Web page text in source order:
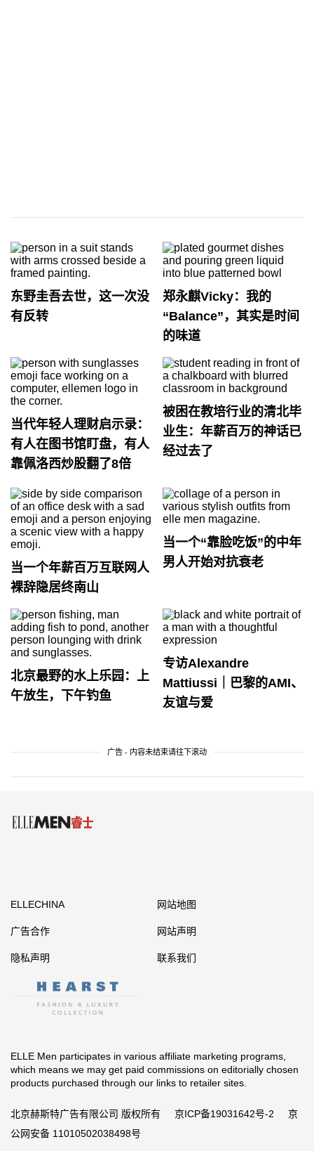
东野圭吾去世，这一次没
有反转
郑永麒Vicky：我的
“Balance”，其实是时间
的味道
当代年轻人理财启示录：
有人在图书馆盯盘，有人
靠佩洛西炒股翻了8倍
被困在教培行业的清北毕
业生：年薪百万的神话已
经过去了
当一个年薪百万互联网人
裸辞隐居终南山
当一个“靠脸吃饭”的中年
男人开始对抗衰老
北京最野的水上乐园：上
午放生，下午钓鱼
专访Alexandre
Mattiussi｜巴黎的AMI、
友谊与爱
广告 - 内容未结束请往下滚动
ELLECHINA 网站地图
广告合作 网站声明
隐私声明 联系我们
ELLE Men participates in various affiliate marketing programs,
which means we may get paid commissions on editorially chosen
products purchased through our links to retailer sites.
北京赫斯特广告有限公司 版权所有 京ICP备19031642号-2
京
公网安备 11010502038498号